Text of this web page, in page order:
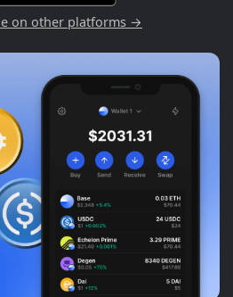
on other platforms →